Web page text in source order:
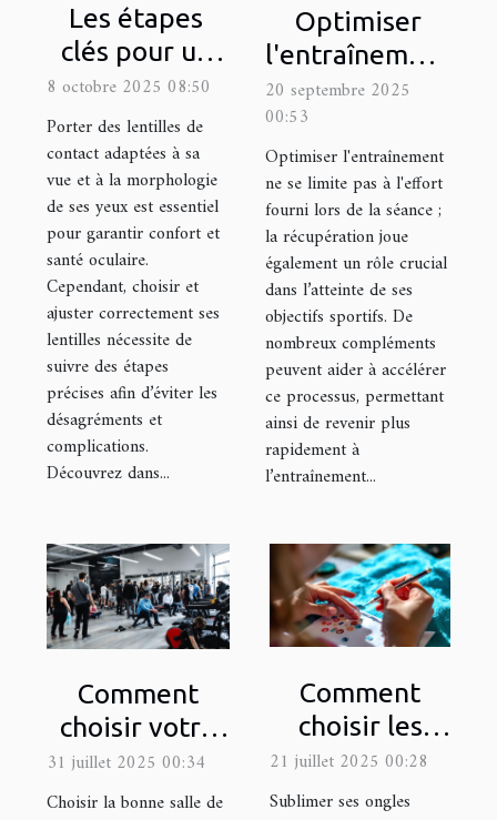
Les étapes
clés pour un
ajustement
parfait de
lentilles de
contact
8 octobre 2025 08:50
Porter des lentilles de
contact adaptées à sa
vue et à la morphologie
de ses yeux est essentiel
pour garantir confort et
santé oculaire.
Cependant, choisir et
ajuster correctement ses
lentilles nécessite de
suivre des étapes
précises afin d’éviter les
désagréments et
complications.
Découvrez dans...
Optimiser
l'entraînement
: Quels
compléments
pour la
récupération
rapide ?
20 septembre 2025
00:53
Optimiser l'entraînement
ne se limite pas à l'effort
fourni lors de la séance ;
la récupération joue
également un rôle crucial
dans l’atteinte de ses
objectifs sportifs. De
nombreux compléments
peuvent aider à accélérer
ce processus, permettant
ainsi de revenir plus
rapidement à
l’entraînement...
Comment
choisir votre
prochaine
salle de sport
31 juillet 2025 00:34
Choisir la bonne salle de
Comment
choisir les
meilleurs
motifs de
21 juillet 2025 00:28
Sublimer ses ongles